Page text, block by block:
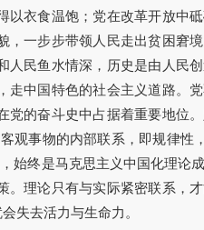
衣食温饱；党在改革开放中
一步步带领人民走出贫困窘
民鱼水情深，历史是由人民
中国特色的社会主义道路。
的奋斗史中占据着重要地位
观事物的内部联系，即规律性
始终是马克思主义中国化理论
理论只有与实际紧密联系，
失去活力与生命力。